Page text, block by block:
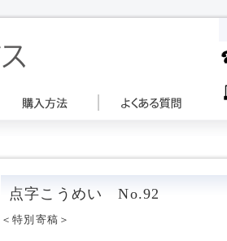
点字こうめい No.92
＜特別寄稿＞